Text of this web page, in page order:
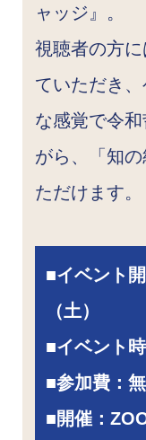
ャッジ』。
視聴者の方
ていただき
な感覚で令
がら、「知
ただけます。
■イベント
（土）
■イベント
■参加費：
■開催：